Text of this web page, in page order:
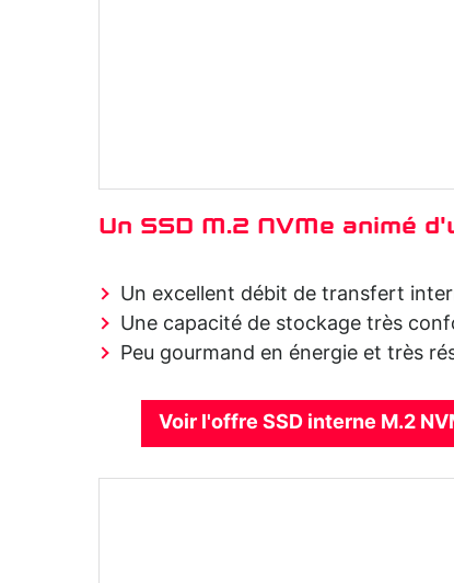
Un SSD M.2 NVMe animé
Un excellent débit de transfert
Une capacité de stockage très
Peu gourmand en énergie et très
Voir l'offre SSD interne M.2